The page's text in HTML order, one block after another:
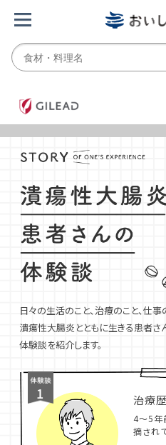
日々の生活のこと、治療のこと、仕事
潰瘍性大腸炎とともに生きる患者さ
体験談を紹介します。
1 治療
4～5年
摘され